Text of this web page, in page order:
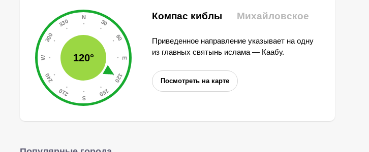
120°
Компас киблы Михайловское
Приведенное направление указывает на одну
из главных святынь ислама — Каабу.
Посмотреть на карте